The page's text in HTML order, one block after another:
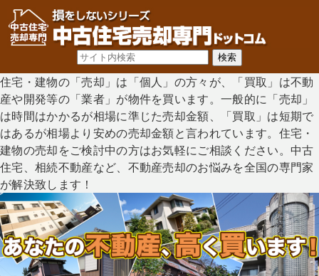
住宅・建物の「売却」は「個人」の方々が、「買取」は不動
産や開発等の「業者」が物件を買います。一般的に「売却」
は時間はかかるが相場に準じた売却金額、「買取」は短期で
はあるが相場より安めの売却金額と言われています。住宅・
建物の売却をご検討中の方はお気軽にご相談ください。中古
住宅、相続不動産など、不動産売却のお悩みを全国の専門家
が解決致します！